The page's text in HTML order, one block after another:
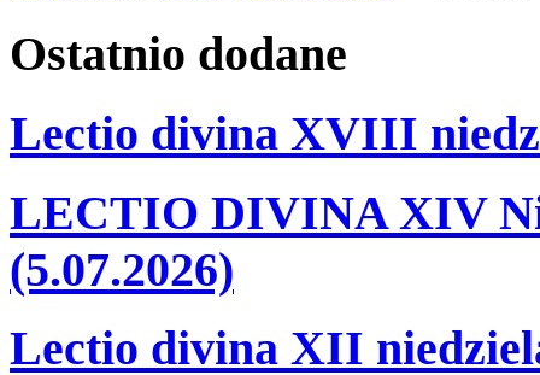
Ostatnio dodane
Lectio divina XVIII
LECTIO DIVINA XIV
(5.07.2026)
Lectio divina XII